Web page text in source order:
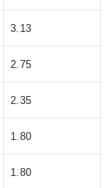
3.13
2.75
2.35
1.80
1.80